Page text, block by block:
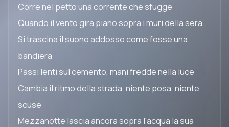
Corre nel petto una corrente che sfugge
Quando il vento gira piano sopra i muri della sera
Si trascina il suono addosso come fosse una
bandiera
Passi lenti sul cemento, mani fredde nella luce
Cambia il ritmo della strada, niente posa, niente
scuse
Mezzanotte lascia ancora sopra l'acqua la sua